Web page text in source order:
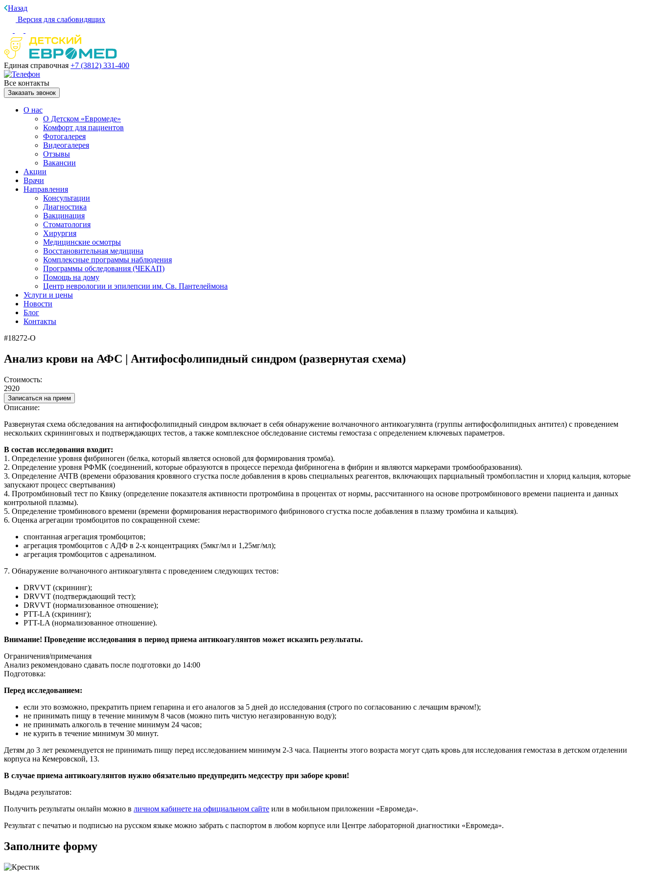
Назад
Версия для слабовидящих
Единая справочная +7 (3812) 331-400
Все контакты
Заказать звонок
О нас
О Детском «Евромеде»
Комфорт для пациентов
Фотогалерея
Видеогалерея
Отзывы
Вакансии
Акции
Врачи
Направления
Консультации
Диагностика
Вакцинация
Стоматология
Хирургия
Медицинские осмотры
Восстановительная медицина
Комплексные программы наблюдения
Программы обследования (ЧЕКАП)
Помощь на дому
Центр неврологии и эпилепсии им. Св. Пантелеймона
Услуги и цены
Новости
Блог
Контакты
#18272-О
Анализ крови на АФС | Антифосфолипидный синдром (развернутая схема)
Стоимость:
2920
Записаться на прием
Описание:
Развернутая схема обследования на антифосфолипидный синдром включает в себя обнаружение волчаночного антикоагулянта (группы антифосфолипидных антител) с проведением
нескольких скрининговых и подтверждающих тестов, а также комплексное обследование системы гемостаза с определением ключевых параметров.
В состав исследования входит:
1. Определение уровня фибриноген (белка, который является основой для формирования тромба).
2. Определение уровня РФМК (соединений, которые образуются в процессе перехода фибриногена в фибрин и являются маркерами тромбообразования).
3. Определение АЧТВ (времени образования кровяного сгустка после добавления в кровь специальных реагентов, включающих парциальный тромбопластин и хлорид кальция, которые
запускают процесс свертывания)
4. Протромбиновый тест по Квику (определение показателя активности протромбина в процентах от нормы, рассчитанного на основе протромбинового времени пациента и данных
контрольной плазмы).
5. Определение тромбинового времени (времени формирования нерастворимого фибринового сгустка после добавления в плазму тромбина и кальция).
6. Оценка агрегации тромбоцитов по сокращенной схеме:
спонтанная агрегация тромбоцитов;
агрегация тромбоцитов с АДФ в 2-х концентрациях (5мкг/мл и 1,25мг/мл);
агрегация тромбоцитов с адреналином.
7. Обнаружение волчаночного антикоагулянта с проведением следующих тестов:
DRVVT (скрининг);
DRVVT (подтверждающий тест);
DRVVT (нормализованное отношение);
PTT-LA (скрининг);
PTT-LA (нормализованное отношение).
Внимание! Проведение исследования в период приема антикоагулянтов может исказить результаты.
Ограничения/примечания
Анализ рекомендовано сдавать после подготовки до 14:00
Подготовка:
Перед исследованием:
если это возможно, прекратить прием гепарина и его аналогов за 5 дней до исследования (строго по согласованию с лечащим врачом!);
не принимать пищу в течение минимум 8 часов (можно пить чистую негазированную воду);
не принимать алкоголь в течение минимум 24 часов;
не курить в течение минимум 30 минут.
Детям до 3 лет рекомендуется не принимать пищу перед исследованием минимум 2-3 часа. Пациенты этого возраста могут сдать кровь для исследования гемостаза в детском отделении
корпуса на Кемеровской, 13.
В случае приема антикоагулянтов нужно обязательно предупредить медсестру при заборе крови!
Выдача результатов:
Получить результаты онлайн можно в личном кабинете на официальном сайте или в мобильном приложении «Евромеда».
Результат с печатью и подписью на русском языке можно забрать с паспортом в любом корпусе или Центре лабораторной диагностики «Евромеда».
Заполните форму